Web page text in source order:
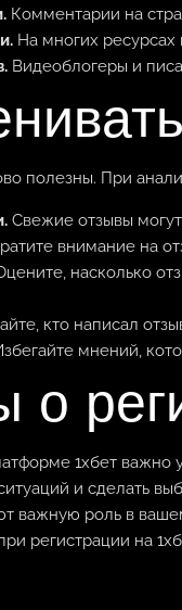
Комментарии на
На многих
Видеоблогеры и
полезны. При
Свежие отзывы
внимание на
насколько
кто написал
мнений,
1хбет важно
и сделать
важную роль в
регистрации на